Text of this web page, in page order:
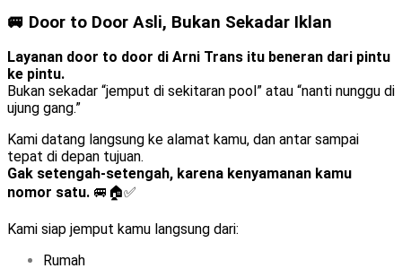
🚐 Door to Door Asli, Bukan Sekadar Iklan
Layanan door to door di Arni Trans itu beneran dari pintu
ke pintu.
Bukan sekadar “jemput di sekitaran pool” atau “nanti nunggu di
ujung gang.”
Kami datang langsung ke alamat kamu, dan antar sampai
tepat di depan tujuan.
Gak setengah-setengah, karena kenyamanan kamu
nomor satu. 🚐🏠✅
Kami siap jemput kamu langsung dari:
Rumah